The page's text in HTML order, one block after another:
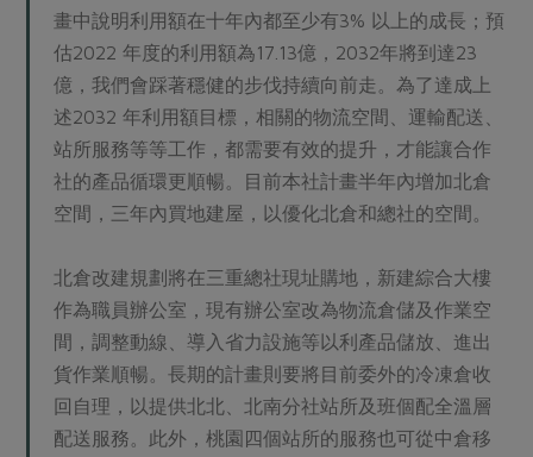
畫中說明利用額在十年內都至少有3% 以上的成長；預
估2022 年度的利用額為17.13億，2032年將到達23
億，我們會踩著穩健的步伐持續向前走。為了達成上
述2032 年利用額目標，相關的物流空間、運輸配送、
站所服務等等工作，都需要有效的提升，才能讓合作
社的產品循環更順暢。目前本社計畫半年內增加北倉
空間，三年內買地建屋，以優化北倉和總社的空間。
北倉改建規劃將在三重總社現址購地，新建綜合大樓
作為職員辦公室，現有辦公室改為物流倉儲及作業空
間，調整動線、導入省力設施等以利產品儲放、進出
貨作業順暢。長期的計畫則要將目前委外的冷凍倉收
回自理，以提供北北、北南分社站所及班個配全溫層
配送服務。此外，桃園四個站所的服務也可從中倉移